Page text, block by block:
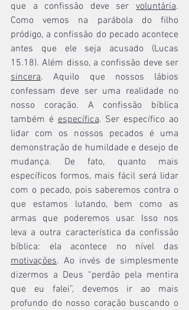
que a confissão deve ser voluntária.
Como vemos na parábola do filho
pródigo, a confissão do pecado acontece
antes que ele seja acusado (Lucas
sincera. Aquilo que nossos lábios
confessam deve ser uma realidade no
nosso coração. A confissão bíblica
também é específica. Ser específico ao
lidar com os nossos pecados é uma
demonstração de humildade e desejo de
mudança. De fato, quanto mais
específicos formos, mais fácil será lidar
com o pecado, pois saberemos contra o
que estamos lutando, bem como as
armas que poderemos usar. Isso nos
leva a outra característica da confissão
motivações. Ao invés de simplesmente
dizermos a Deus “perdão pela mentira
que eu falei”, devemos ir ao mais
profundo do nosso coração buscando o